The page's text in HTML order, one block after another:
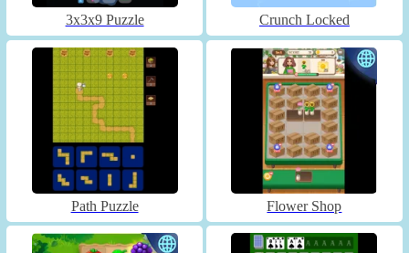
3x3x9 Puzzle Crunch Locked
Path Puzzle Flower Shop